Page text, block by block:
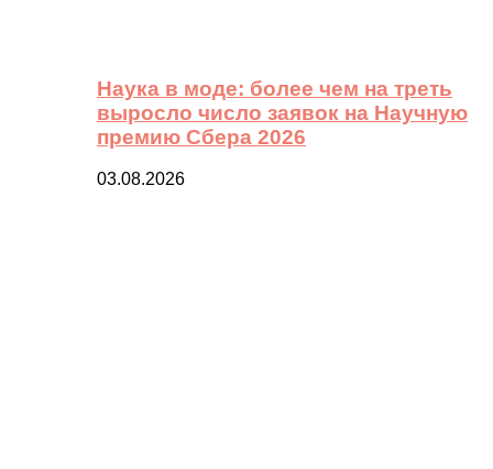
Наука в моде: более чем на треть
выросло число заявок на Научную
премию Сбера 2026
03.08.2026